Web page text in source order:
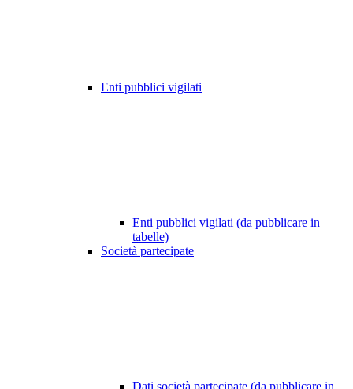
Enti pubblici vigilati
Enti pubblici vigilati (da pubblicare in
tabelle)
Società partecipate